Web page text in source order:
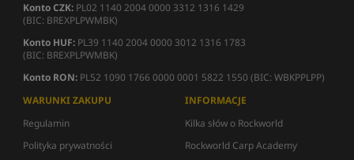
Konto CZK: PL02 1140 2004 0000 3312 1316 1429
(BIC: BREXPLPWMBK)
Konto HUF: PL39 1140 2004 0000 3012 1316 1783
(BIC: BREXPLPWMBK)
Konto RON: PL52 1090 1766 0000 0001 5822 1550 (BIC: WBKPPLPP)
WARUNKI ZAKUPU
Regulamin
Polityka prywatności
INFORMACJE
Kilka słów o Rockworld
Rockworld Carp Academy